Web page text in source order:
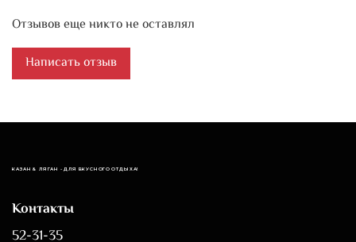
Отзывов еще никто не оставлял
Написать отзыв
КАЗАН & ЛЯГАН - ДЛЯ ВКУСНОГО ОТДЫХА!
Контакты
52-31-35